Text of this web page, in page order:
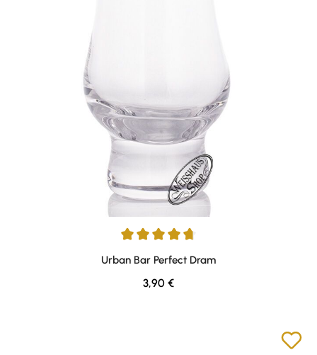
Durchschnittliche Bewertung von 4.85 von 5 Sternen
Urban Bar Perfect Dram
Regulärer Preis:
3,90 €